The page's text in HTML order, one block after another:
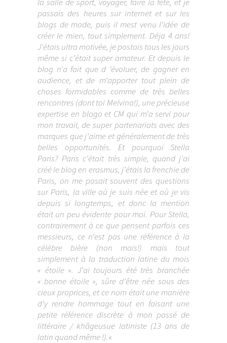
passais des heures sur internet et sur les
blogs de mode, puis il mest venu l’idée de
créer le mien, tout simplement. Déja 4 ans!
J’étais ultra motivée, je postais tous les jours
même si c’était super amateur. Et depuis le
blog n’a fait que d ‘évoluer, de gagner en
audience, et de m’apporter tout plein de
choses formidables comme de très belles
rencontres (dont toi Melvina!), une précieuse
expertise en blogo et CM qui m’a servi pour
mon travail, de super partenariats avec des
marques que j’aime et généralement de très
belles opportunités. Et pourquoi Stella
Paris? Paris c’était très simple, quand j’ai
créé le blog en erasmus, j’étais la frenchie de
Paris, on me posait souvent des questions
sur Paris, la ville où je suis née et où je vis
depuis si longtemps, et donc la mention
était un peu évidente pour moi. Pour Stella,
contrairement à ce que pensent parfois ces
messieurs, ce n’est pas une référence à la
célèbre bière (non mais!) mais tout
simplement à la traduction latine du mois
« étoile ». J’ai toujours été très branchée
« bonne étoile », sûre d’être née sous des
cieux proprices, et ce nom était une manière
d’y rendre hommage tout en faisant une
petite référence discrète à mon passé de
littéraire / khâgeusue latiniste (13 ans de
latin quand même !).«